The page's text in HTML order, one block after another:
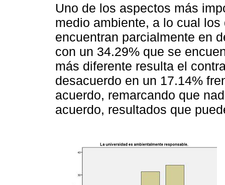
Uno de los aspectos más
medio ambiente, a lo cual
encuentran parcialmente en
con un 34.29% que se
más diferente resulta el
desacuerdo en un 17.14%
acuerdo, remarcando que
acuerdo, resultados que